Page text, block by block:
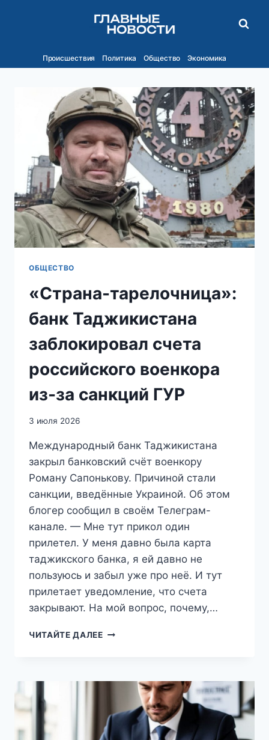
Происшествия Политика Общество Экономика
ОБЩЕСТВО
«Страна-тарелочница»:
банк Таджикистана
заблокировал счета
российского военкора
из-за санкций ГУР
3 июля 2026
Международный банк Таджикистана
закрыл банковский счёт военкору
Роману Сапонькову. Причиной стали
санкции, введённые Украиной. Об этом
блогер сообщил в своём Телеграм-
канале. — Мне тут прикол один
прилетел. У меня давно была карта
таджикского банка, я ей давно не
пользуюсь и забыл уже про неё. И тут
прилетает уведомление, что счета
закрывают. На мой вопрос, почему,…
ЧИТАЙТЕ ДАЛЕЕ«СТРАНА-
ЗАБЛОКИРОВАЛ
РОССИЙСКОГО
ВОЕНКОРА
ИЗ-